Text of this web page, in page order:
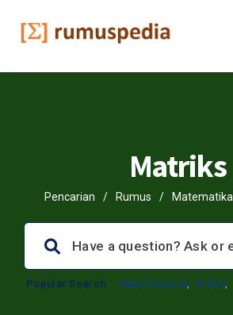
Matriks
Pencarian / Rumus / Matematika
Popular Search: Customization, Policy,